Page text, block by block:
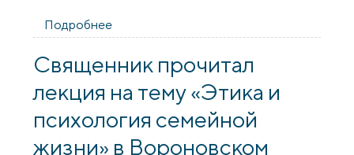
Подробнее
семейной жизни»
Священник прочитал
лекция на тему «Этика и
психология семейной
жизни» в Вороновском